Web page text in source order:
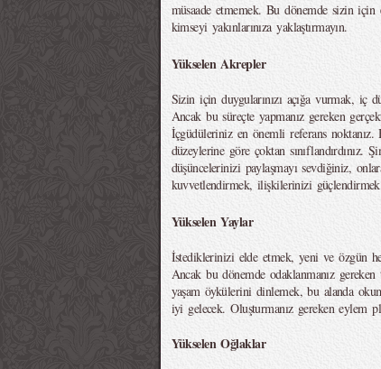
müsaade etmemek. Bu dönemde sizin için
kimseyi yakınlarınıza yaklaştırmayın.
Yükselen Akrepler
Sizin için duygularınızı açığa vurmak, iç
Ancak bu süreçte yapmanız gereken
İçgüdüleriniz en önemli referans noktanız.
düzeylerine göre çoktan sınıflandırdınız.
düşüncelerinizi paylaşmayı sevdiğiniz,
kuvvetlendirmek, ilişkilerinizi
Yükselen Yaylar
İstediklerinizi elde etmek, yeni ve özgün
Ancak bu dönemde odaklanmanız
yaşam öykülerini dinlemek, bu alanda
iyi gelecek. Oluşturmanız gereken eylem
Yükselen Oğlaklar